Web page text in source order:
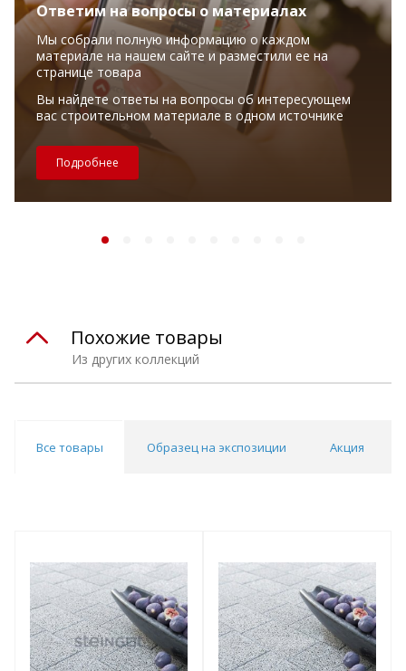
Ответим на вопросы о материалах
Мы собрали полную информацию о каждом
материале на нашем сайте и разместили ее на
странице товара
Вы найдете ответы на вопросы об интересующем
вас строительном материале в одном источнике
Подробнее
Из других коллекций
Похожие товары
Все товары Образец на экспозиции Акция